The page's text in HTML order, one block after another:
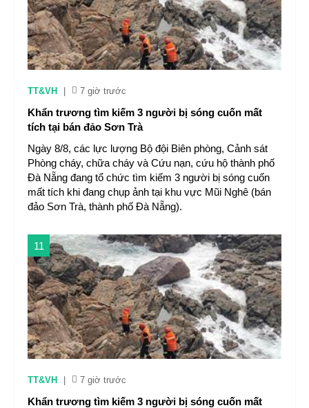
TT&VH 7 giờ trước
Khẩn trương tìm kiếm 3 người bị sóng cuốn mất
tích tại bán đảo Sơn Trà
Ngày 8/8, các lực lượng Bộ đội Biên phòng, Cảnh sát
Phòng cháy, chữa cháy và Cứu nạn, cứu hộ thành phố
Đà Nẵng đang tổ chức tìm kiếm 3 người bị sóng cuốn
mất tích khi đang chụp ảnh tại khu vực Mũi Nghê (bán
đảo Sơn Trà, thành phố Đà Nẵng).
11
TT&VH 7 giờ trước
Khẩn trương tìm kiếm 3 người bị sóng cuốn mất